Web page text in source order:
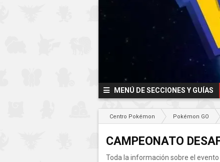
MENÚ DE SECCIONES Y GUÍAS
Centro Pokémon Pokémon GO
CAMPEONATO
Toda la información sobre el